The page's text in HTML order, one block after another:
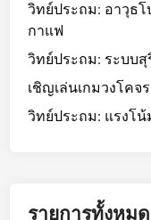
วิทย์ประถม: อาวุธ
กาแฟ
วิทย์ประถม: ระบบสุ
เชิญเล่นเกมวงโคจ
วิทย์ประถม: แรงโ
รายการทั้งหมด